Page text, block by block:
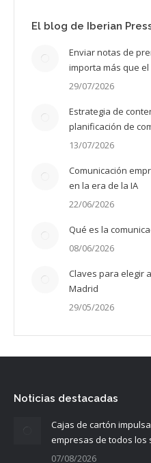
El blog de Iberian
Enviar notas de
importa más que el
29/07/2026
Estrategia de
planificación de
13/07/2026
Comunicación
en la era de la IA
22/06/2026
Qué es la
08/06/2026
Claves para elegir
Madrid
29/05/2026
Noticias destacadas
Cajas de cartón
empresas de todos los
07/08/2026